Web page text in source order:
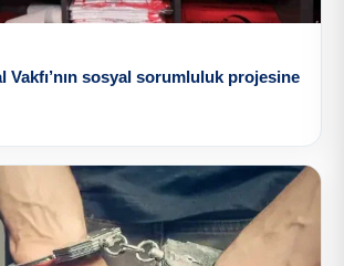
Vakfı’nın sosyal sorumluluk projesine